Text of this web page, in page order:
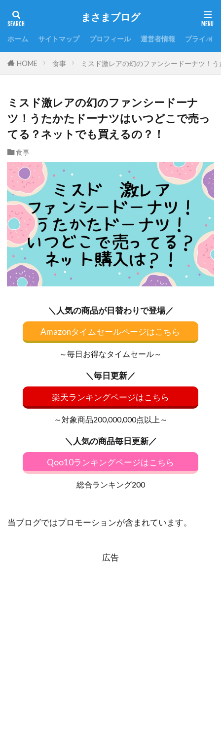
まさまブログ
ホーム サイトマップ プロフィール 運営者情報 プライバ
HOME 食事 ミスド激レアの幻のファンシードーナツ！
ミスド激レアの幻のファンシードーナ
ツ！うたかたドーナツはいつどこで売っ
てる？ネットでも買えるの？！
食事
＼人気の商品が日替わりで登場／
Amazonタイムセールページはこちら
～毎日お得なタイムセール～
＼毎日更新／
楽天ランキングページはこちら
～対象商品200,000,000点以上～
＼人気の商品毎日更新／
Qoo10ランキングページはこちら
総合ランキング200
当ブログではプロモーションが含まれています。
広告